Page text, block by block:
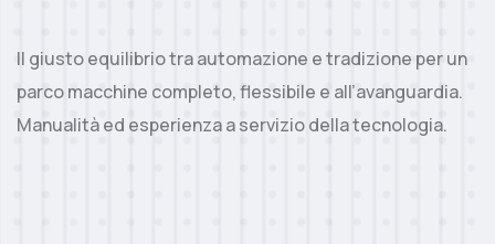
Il giusto equilibrio tra automazione e tradizione per un
parco macchine completo, flessibile e all’avanguardia.
Manualità ed esperienza a servizio della tecnologia.